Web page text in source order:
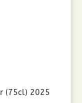
(75cl) 2025